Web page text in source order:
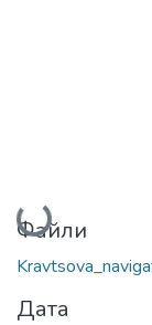
Вантажиться...
Файли
Дата